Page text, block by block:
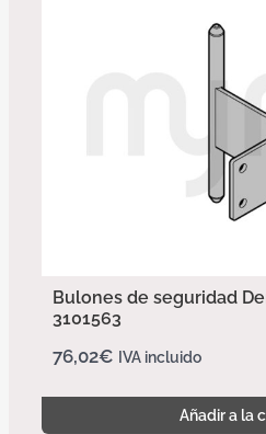
Bulones de seguridad
3101563
76,02€ IVA incluido
Añadir a la